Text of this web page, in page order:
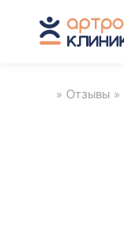
» Отзывы »